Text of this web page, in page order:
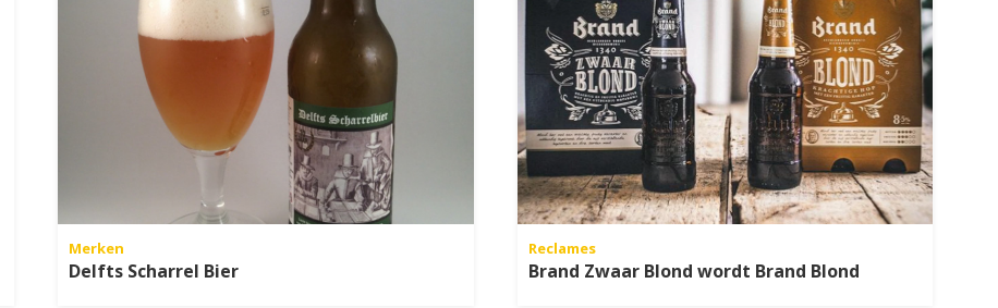
Merken
Delfts Scharrel Bier
Reclames
Brand Zwaar Blond wordt Brand Blond